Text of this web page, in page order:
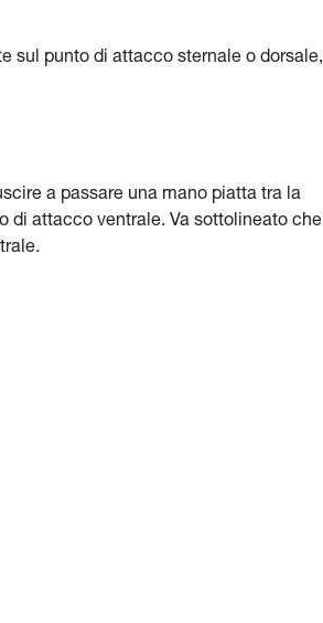
sul punto di attacco sternale o
a passare una mano piatta tra la
di attacco ventrale. Va sottolineato